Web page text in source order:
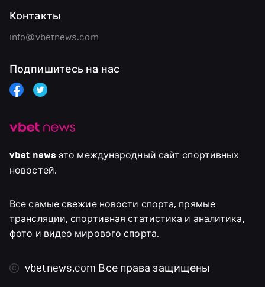
vbet news это международный сайт спортивных
новостей.
Все самые свежие новости спорта, прямые
трансляции, спортивная статистика и аналитика,
фото и видео мирового спорта.
vbetnews.com Все права защищены
Контакты
info@vbetnews.com
Подпишитесь на нас